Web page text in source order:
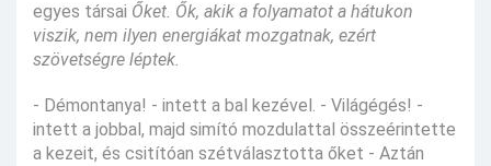
egyes társai Őket. Ők, akik a folyamatot a hátukon
viszik, nem ilyen energiákat mozgatnak, ezért
szövetségre léptek.
- Démontanya! - intett a bal kezével. - Világégés! -
intett a jobbal, majd simító mozdulattal összeérintette
a kezeit, és csitítóan szétválasztotta őket - Aztán